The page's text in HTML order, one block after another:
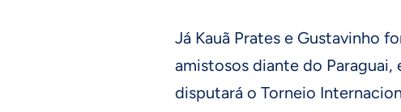
Já Kauã Prates e Gustavinho
amistosos diante do
disputará o Torneio